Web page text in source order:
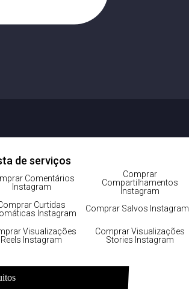
de serviços
Comentários
Instagram
Comprar
Compartilhamentos
Instagram
Curtidas
Instagram
Comprar Salvos Instagram
Visualizações
Reels Instagram
Comprar Visualizações
Stories Instagram
o que fazer agora?